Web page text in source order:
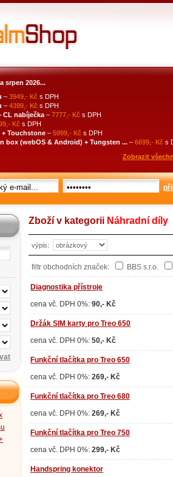
srpen 2026...
– 3949,- Kč s DPH
– 4399,- Kč s DPH
CL nabíječka – 7777,- Kč s DPH
Kč s DPH
+ Touchstone – 5999,- Kč s DPH
box (webOS & Android) + Tungsten ... – 6699,- Kč s
Zobrazit
Zboží v kategorii Náhradní díly
výpis:
filtr obchodních značek: BBS s.r.o.
Diagnostika přístroje
cena vč. DPH 0%: 90,- Kč
Držák SIM karty pro Treo 650
cena vč. DPH 0%: 50,- Kč
Funkční tlačítka pro Treo 650
cena vč. DPH 0%: 269,- Kč
Funkční tlačítka pro Treo 680
cena vč. DPH 0%: 269,- Kč
Funkční tlačítka pro Treo 750
cena vč. DPH 0%: 299,- Kč
Handspring konektor